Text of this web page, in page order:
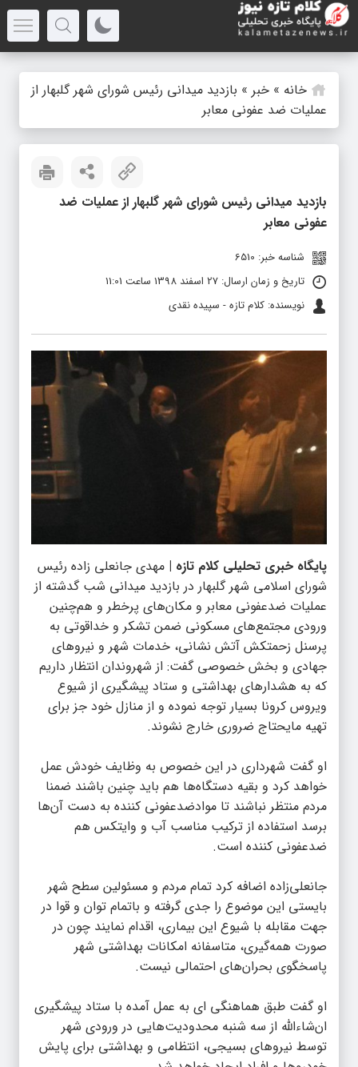
خانه » خبر » بازدید میدانی رئیس شورای شهر گلبهار از
عملیات ضد عفونی معابر
بازدید میدانی رئیس شورای شهر گلبهار از عملیات ضد
عفونی معابر
شناسه خبر: 6510
تاریخ و زمان ارسال: 27 اسفند 1398 ساعت 11:01
نویسنده: کلام تازه - سپیده نقدی
پایگاه خبری تحلیلی کلام تازه | مهدی جانعلی زاده رئیس
شورای اسلامی شهر گلبهار در بازدید میدانی شب گدشته از
عملیات ضدعفونی معابر و مکان‌های پرخطر و هم‌چنین
ورودی مجتمع‌های مسکونی ضمن تشکر و خداقوتی به
پرسنل زحمتکش آتش نشانی، خدمات شهر و نیروهای
جهادی و بخش خصوصی گفت: از شهروندان انتظار داریم
که به هشدارهای بهداشتی و ستاد پیشگیری از شیوع
ویروس کرونا بسیار توجه نموده و از منازل خود جز برای
تهیه مایحتاج ضروری خارج نشوند.
او گفت شهرداری در این خصوص به وظایف خودش عمل
خواهد کرد و بقیه دستگاه‌ها هم باید چنین باشند ضمنا
مردم منتظر نباشند تا موادضدعفونی کننده به دست آن‌ها
برسد استفاده از ترکیب مناسب آب و وایتکس هم
ضدعفونی کننده است.
جانعلی‌زاده اضافه کرد تمام مردم و مسئولین سطح شهر
بایستی این موضوع را جدی گرفته و باتمام توان و قوا در
جهت مقابله با شیوع این بیماری، اقدام نمایند چون در
صورت همه‌گیری، متاسفانه امکانات بهداشتی شهر
پاسخگوی بحران‌های احتمالی نیست.
او گفت طبق هماهنگی ‌ای به عمل آمده با ستاد پیشگیری
ان‌شاءالله از سه شنبه محدودیت‌هایی در ورودی شهر
توسط نیروهای بسیجی، انتظامی و بهداشتی برای پایش